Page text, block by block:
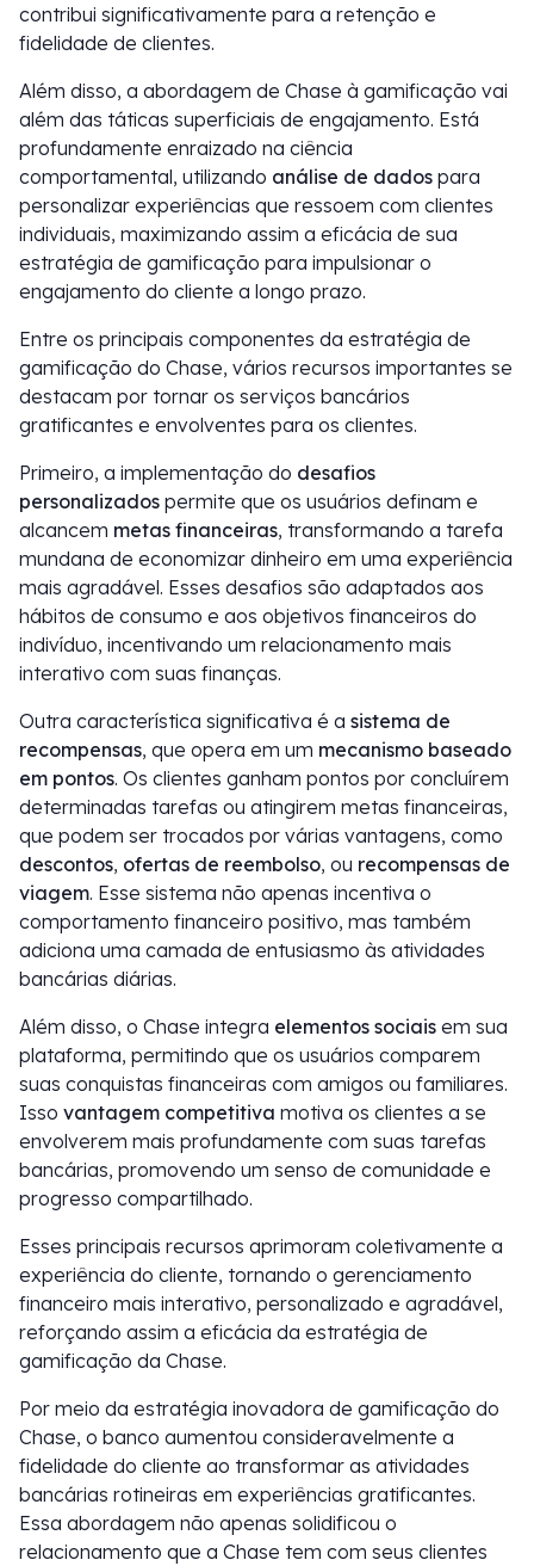
contribui significativamente para a retenção e
fidelidade de clientes.
Além disso, a abordagem de Chase à gamificação vai
além das táticas superficiais de engajamento. Está
profundamente enraizado na ciência
comportamental, utilizando análise de dados para
personalizar experiências que ressoem com clientes
individuais, maximizando assim a eficácia de sua
estratégia de gamificação para impulsionar o
engajamento do cliente a longo prazo.
Entre os principais componentes da estratégia de
gamificação do Chase, vários recursos importantes se
destacam por tornar os serviços bancários
gratificantes e envolventes para os clientes.
Primeiro, a implementação do desafios
personalizados permite que os usuários definam e
alcancem metas financeiras, transformando a tarefa
mundana de economizar dinheiro em uma experiência
mais agradável. Esses desafios são adaptados aos
hábitos de consumo e aos objetivos financeiros do
indivíduo, incentivando um relacionamento mais
interativo com suas finanças.
Outra característica significativa é a sistema de
recompensas, que opera em um mecanismo baseado
em pontos. Os clientes ganham pontos por concluírem
determinadas tarefas ou atingirem metas financeiras,
que podem ser trocados por várias vantagens, como
descontos, ofertas de reembolso, ou recompensas de
viagem. Esse sistema não apenas incentiva o
comportamento financeiro positivo, mas também
adiciona uma camada de entusiasmo às atividades
bancárias diárias.
Além disso, o Chase integra elementos sociais em sua
plataforma, permitindo que os usuários comparem
suas conquistas financeiras com amigos ou familiares.
Isso vantagem competitiva motiva os clientes a se
envolverem mais profundamente com suas tarefas
bancárias, promovendo um senso de comunidade e
progresso compartilhado.
Esses principais recursos aprimoram coletivamente a
experiência do cliente, tornando o gerenciamento
financeiro mais interativo, personalizado e agradável,
reforçando assim a eficácia da estratégia de
gamificação da Chase.
Por meio da estratégia inovadora de gamificação do
Chase, o banco aumentou consideravelmente a
fidelidade do cliente ao transformar as atividades
bancárias rotineiras em experiências gratificantes.
Essa abordagem não apenas solidificou o
relacionamento que a Chase tem com seus clientes